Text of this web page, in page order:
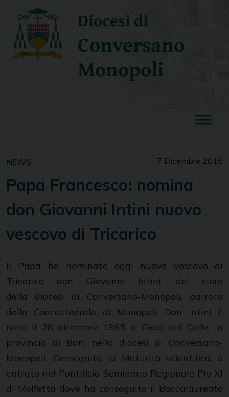
content
Diocesi di
Conversano
Monopoli
7 Dicembre 2016
NEWS
Papa Francesco: nomina
don Giovanni Intini nuovo
vescovo di Tricarico
Il Papa ha nominato oggi nuovo vescovo di
Tricarico don Giovanni Intini, del clero
della diocesi di Conversano-Monopoli, parroco
della Concattedrale di Monopoli. Don Intini è
nato il 28 dicembre 1965 a Gioia del Colle, in
provincia di Bari, nella diocesi di Conversano-
Monopoli. Conseguita la Maturità scientifica, è
entrato nel Pontificio Seminario Regionale Pio XI
di Molfetta dove ha conseguito il Baccalaureato